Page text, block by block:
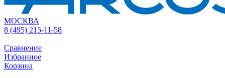
МОСКВА
8 (495) 215-11-58
Сравнение
Избранное
Корзина